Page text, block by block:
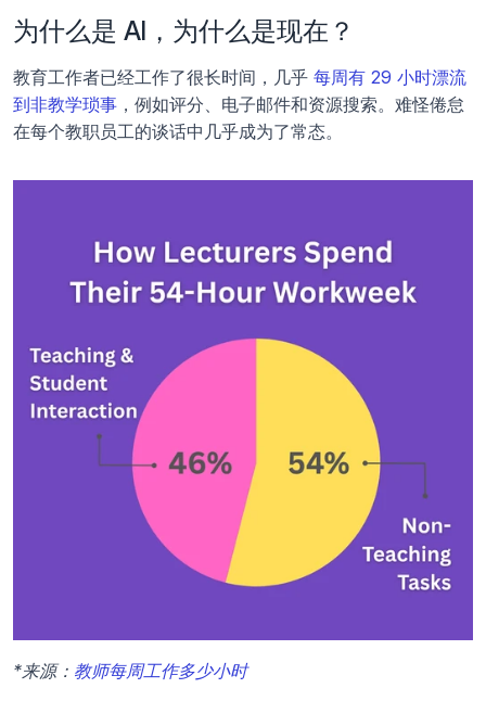
为什么是 AI，为什么是现在？
教育工作者已经工作了很长时间，几乎 每周有 29 小时漂流
到非教学琐事 ，例如评分、电子邮件和资源搜索。难怪倦怠
在每个教职员工的谈话中几乎成为了常态。
*来源： 教师每周工作多少小时